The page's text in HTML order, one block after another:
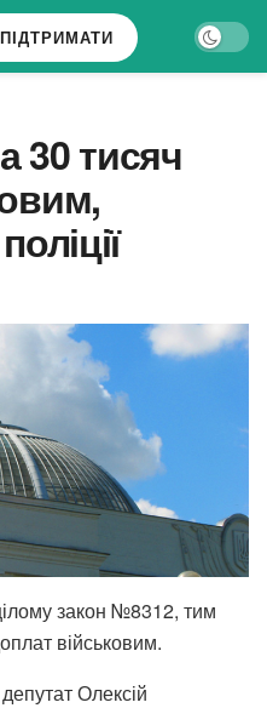
ПІДТРИМАТИ
30 тисяч
закон №8312, тим
військовим.
Олексій